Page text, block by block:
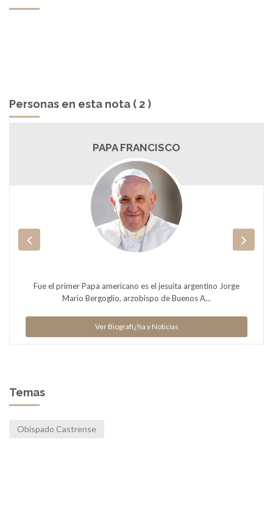
Personas en esta nota ( 2 )
PAPA FRANCISCO
Fue el primer Papa americano es el jesuita argentino Jorge
Mario Bergoglio, arzobispo de Buenos A...
Ver Biografï¿½a y Noticias
Temas
Obispado Castrense